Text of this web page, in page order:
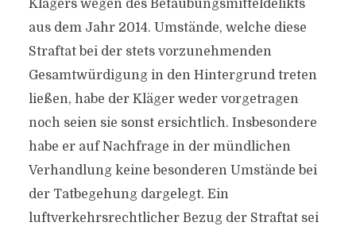
Klägers wegen des Betäubungsmitteldelikts
aus dem Jahr 2014. Umstände, welche diese
Straftat bei der stets vorzunehmenden
Gesamtwürdigung in den Hintergrund treten
ließen, habe der Kläger weder vorgetragen
noch seien sie sonst ersichtlich. Insbesondere
habe er auf Nachfrage in der mündlichen
Verhandlung keine besonderen Umstände bei
der Tatbegehung dargelegt. Ein
luftverkehrsrechtlicher Bezug der Straftat sei